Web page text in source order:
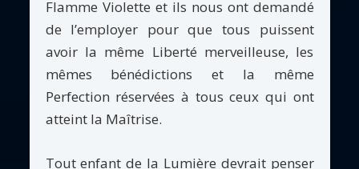
Flamme Violette et ils nous ont demandé
de l’employer pour que tous puissent
avoir la même Liberté merveilleuse, les
mêmes bénédictions et la même
Perfection réservées à tous ceux qui ont
atteint la Maîtrise.
Tout enfant de la Lumière devrait penser